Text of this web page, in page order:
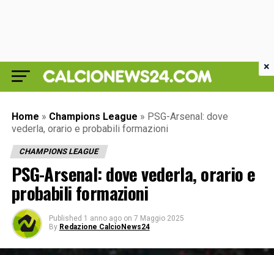
Home » Champions League » PSG-Arsenal: dove
vederla, orario e probabili formazioni
CHAMPIONS LEAGUE
PSG-Arsenal: dove vederla, orario e
probabili formazioni
Published 1 anno ago on 7 Maggio 2025
By Redazione CalcioNews24
×